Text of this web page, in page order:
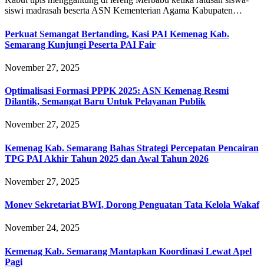
siswi madrasah beserta ASN Kementerian Agama Kabupaten…
Perkuat Semangat Bertanding, Kasi PAI Kemenag Kab.
Semarang Kunjungi Peserta PAI Fair
November 27, 2025
Optimalisasi Formasi PPPK 2025: ASN Kemenag Resmi
Dilantik, Semangat Baru Untuk Pelayanan Publik
November 27, 2025
Kemenag Kab. Semarang Bahas Strategi Percepatan Pencairan
TPG PAI Akhir Tahun 2025 dan Awal Tahun 2026
November 27, 2025
Monev Sekretariat BWI, Dorong Penguatan Tata Kelola Wakaf
November 24, 2025
Kemenag Kab. Semarang Mantapkan Koordinasi Lewat Apel
Pagi